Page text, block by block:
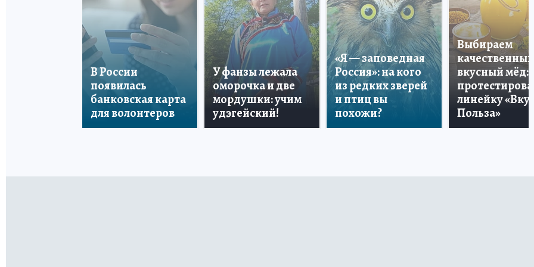
В России
появилась
банковская карта
для волонтеров
У фанзы лежала
оморочка и две
мордушки: учим
удэгейский!
«Я — заповедная
Россия»: на кого
из редких зверей
и птиц вы
похожи?
Выбираем
качественный
вкусный мёд:
линейку «Вкус
Польза»